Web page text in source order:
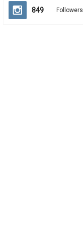
849 Followers